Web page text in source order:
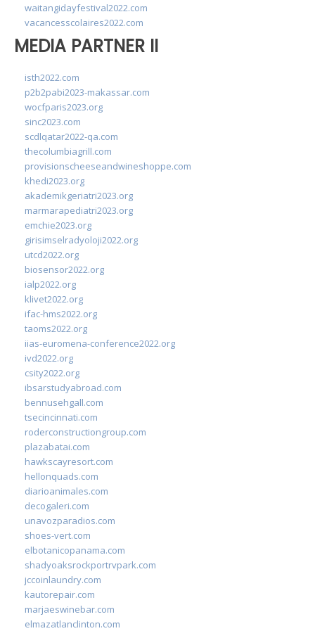
waitangidayfestival2022.com
vacancesscolaires2022.com
MEDIA PARTNER II
isth2022.com
p2b2pabi2023-makassar.com
wocfparis2023.org
sinc2023.com
scdlqatar2022-qa.com
thecolumbiagrill.com
provisionscheeseandwineshoppe.com
khedi2023.org
akademikgeriatri2023.org
marmarapediatri2023.org
emchie2023.org
girisimselradyoloji2022.org
utcd2022.org
biosensor2022.org
ialp2022.org
klivet2022.org
ifac-hms2022.org
taoms2022.org
iias-euromena-conference2022.org
ivd2022.org
csity2022.org
ibsarstudyabroad.com
bennusehgall.com
tsecincinnati.com
roderconstructiongroup.com
plazabatai.com
hawkscayresort.com
hellonquads.com
diarioanimales.com
decogaleri.com
unavozparadios.com
shoes-vert.com
elbotanicopanama.com
shadyoaksrockportrvpark.com
jccoinlaundry.com
kautorepair.com
marjaeswinebar.com
elmazatlanclinton.com